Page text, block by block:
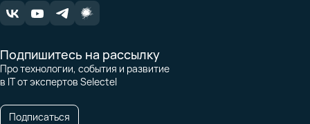
Подпишитесь на рассылку
Про технологии, события и развитие
в IT от экспертов Selectel
Подписаться